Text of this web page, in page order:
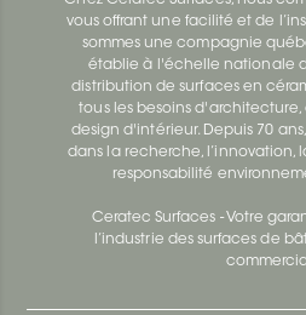
vous offrant une facilité et de
sommes une compagnie
établie à l'échelle nationale
distribution de surfaces en
tous les besoins
design d'intérieur. Depuis 70
dans la recherche, l’innovation,
responsabilité
Ceratec Surfaces - Votre
l’industrie des surfaces de